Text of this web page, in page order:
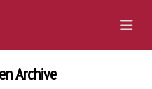
Archive